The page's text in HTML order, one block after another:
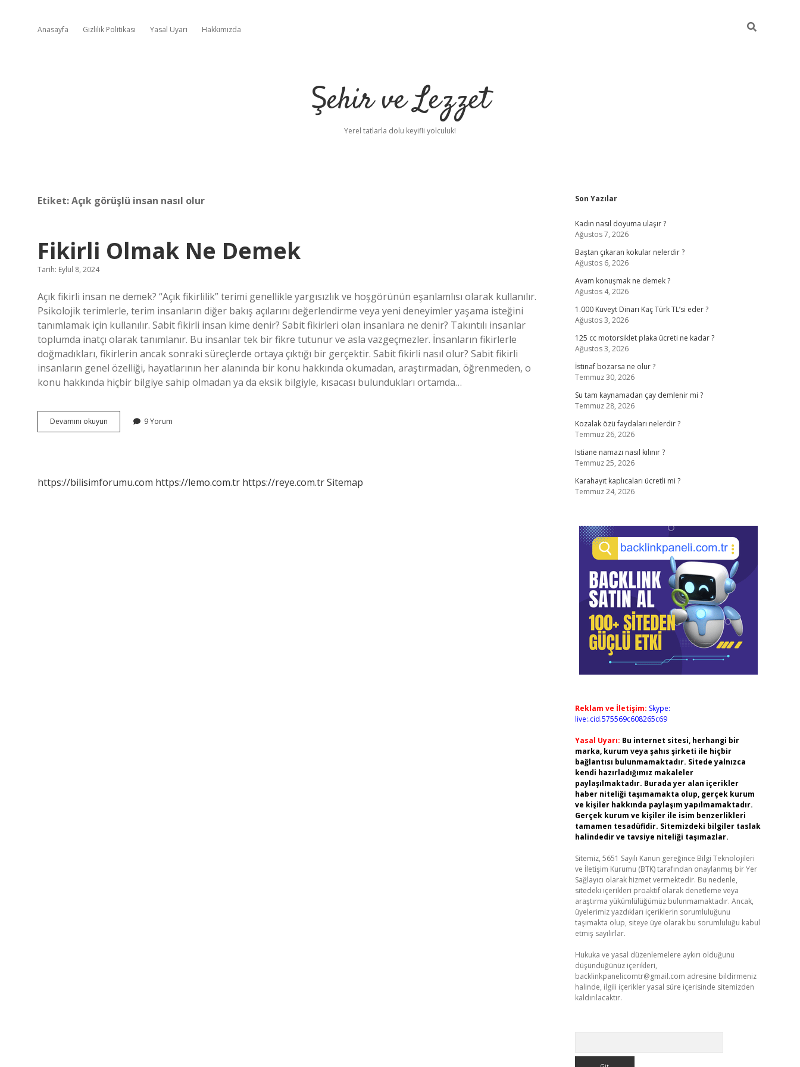
Anasayfa Gizlilik Politikası Yasal Uyarı Hakkımızda
Şehir ve Lezzet
Yerel tatlarla dolu keyifli yolculuk!
Etiket:Açık görüşlü insan nasıl olur
Fikirli Olmak Ne Demek
Tarih: Eylül 8, 2024
Açık fikirli insan ne demek? “Açık fikirlilik” terimi genellikle yargısızlık ve hoşgörünün eşanlamlısı olarak kullanılır.
Psikolojik terimlerle, terim insanların diğer bakış açılarını değerlendirme veya yeni deneyimler yaşama isteğini
tanımlamak için kullanılır. Sabit fikirli insan kime denir? Sabit fikirleri olan insanlara ne denir? Takıntılı insanlar
toplumda inatçı olarak tanımlanır. Bu insanlar tek bir fikre tutunur ve asla vazgeçmezler. İnsanların fikirlerle
doğmadıkları, fikirlerin ancak sonraki süreçlerde ortaya çıktığı bir gerçektir. Sabit fikirli nasıl olur? Sabit fikirli
insanların genel özelliği, hayatlarının her alanında bir konu hakkında okumadan, araştırmadan, öğrenmeden, o
konu hakkında hiçbir bilgiye sahip olmadan ya da eksik bilgiyle, kısacası bulundukları ortamda…
Devamını okuyun
Olmak
9 Yorum
https://bilisimforumu.com https://lemo.com.tr https://reye.com.trSitemap
Sidebar
Son Yazılar
Kadın nasıl doyuma ulaşır ?
Ağustos 7, 2026
Baştan çıkaran kokular nelerdir ?
Ağustos 6, 2026
Avam konuşmak ne demek ?
Ağustos 4, 2026
1.000 Kuveyt Dinarı Kaç Türk TL’si eder ?
Ağustos 3, 2026
125 cc motorsiklet plaka ücreti ne kadar ?
Ağustos 3, 2026
İstinaf bozarsa ne olur ?
Temmuz 30, 2026
Su tam kaynamadan çay demlenir mi ?
Temmuz 28, 2026
Kozalak özü faydaları nelerdir ?
Temmuz 26, 2026
Istiane namazı nasıl kılınır ?
Temmuz 25, 2026
Karahayıt kaplıcaları ücretli mi ?
Temmuz 24, 2026
Reklam ve İletişim: Skype:
live:.cid.575569c608265c69
Yasal Uyarı: Bu internet sitesi, herhangi bir
marka, kurum veya şahıs şirketi ile hiçbir
bağlantısı bulunmamaktadır. Sitede yalnızca
kendi hazırladığımız makaleler
paylaşılmaktadır. Burada yer alan içerikler
haber niteliği taşımamakta olup, gerçek kurum
ve kişiler hakkında paylaşım yapılmamaktadır.
Gerçek kurum ve kişiler ile isim benzerlikleri
tamamen tesadüfidir. Sitemizdeki bilgiler taslak
halindedir ve tavsiye niteliği taşımazlar.
Sitemiz, 5651 Sayılı Kanun gereğince Bilgi Teknolojileri
ve İletişim Kurumu (BTK) tarafından onaylanmış bir Yer
Sağlayıcı olarak hizmet vermektedir. Bu nedenle,
sitedeki içerikleri proaktif olarak denetleme veya
araştırma yükümlülüğümüz bulunmamaktadır. Ancak,
üyelerimiz yazdıkları içeriklerin sorumluluğunu
taşımakta olup, siteye üye olarak bu sorumluluğu kabul
etmiş sayılırlar.
Hukuka ve yasal düzenlemelere aykırı olduğunu
düşündüğünüz içerikleri,
backlinkpanelicomtr@gmail.com adresine bildirmeniz
halinde, ilgili içerikler yasal süre içerisinde sitemizden
kaldırılacaktır.